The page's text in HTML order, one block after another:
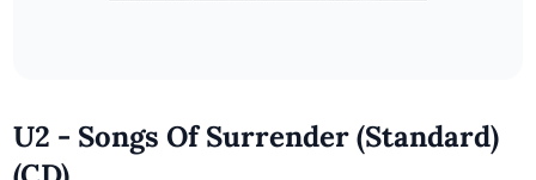
U2 - Songs Of Surrender (Standard)